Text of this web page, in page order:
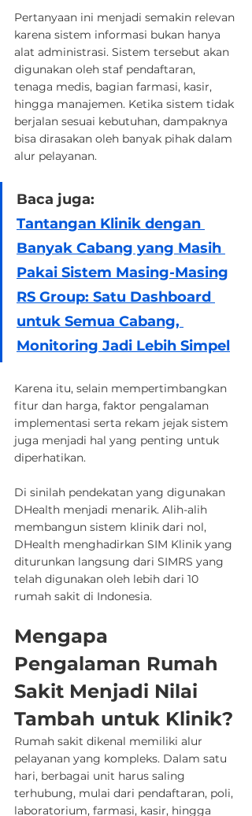
Pertanyaan ini menjadi semakin relevan
karena sistem informasi bukan hanya
alat administrasi. Sistem tersebut akan
digunakan oleh staf pendaftaran,
tenaga medis, bagian farmasi, kasir,
hingga manajemen. Ketika sistem tidak
berjalan sesuai kebutuhan, dampaknya
bisa dirasakan oleh banyak pihak dalam
alur pelayanan.
Baca juga:
Tantangan Klinik dengan
Banyak Cabang yang Masih
Pakai Sistem Masing-Masing
RS Group: Satu Dashboard
untuk Semua Cabang,
Monitoring Jadi Lebih Simpel
Karena itu, selain mempertimbangkan
fitur dan harga, faktor pengalaman
implementasi serta rekam jejak sistem
juga menjadi hal yang penting untuk
diperhatikan.
Di sinilah pendekatan yang digunakan
DHealth menjadi menarik. Alih-alih
membangun sistem klinik dari nol,
DHealth menghadirkan SIM Klinik yang
diturunkan langsung dari SIMRS yang
telah digunakan oleh lebih dari 10
rumah sakit di Indonesia.
Mengapa
Pengalaman Rumah
Sakit Menjadi Nilai
Tambah untuk Klinik?
Rumah sakit dikenal memiliki alur
pelayanan yang kompleks. Dalam satu
hari, berbagai unit harus saling
terhubung, mulai dari pendaftaran, poli,
laboratorium, farmasi, kasir, hingga